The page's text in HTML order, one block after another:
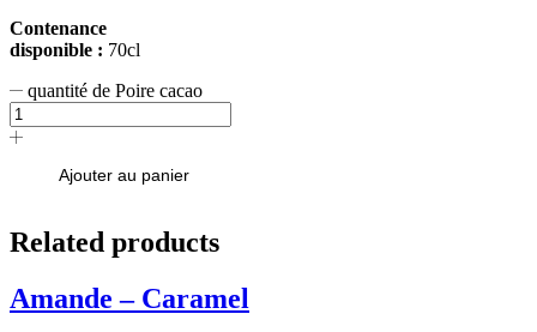
Contenance
disponible : 70cl
quantité de Poire cacao
Ajouter au panier
Related products
Amande – Caramel